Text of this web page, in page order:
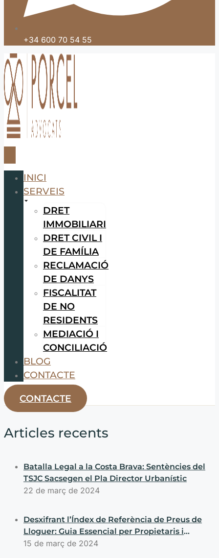
+34 600 70 54 55
INICI
SERVEIS
DRET
IMMOBILIARI
DRET CIVIL I
DE FAMÍLIA
RECLAMACIÓ
DE DANYS
FISCALITAT
DE NO
RESIDENTS
MEDIACIÓ I
CONCILIACIÓ
BLOG
CONTACTE
CONTACTE
Articles recents
Batalla Legal a la Costa Brava: Sentències del
TSJC Sacsegen el Pla Director Urbanístic
22 de març de 2024
Desxifrant l’Índex de Referència de Preus de
Lloguer: Guia Essencial per Propietaris i
Llogaters
15 de març de 2024